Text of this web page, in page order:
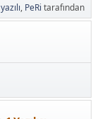
, PeRi tarafından